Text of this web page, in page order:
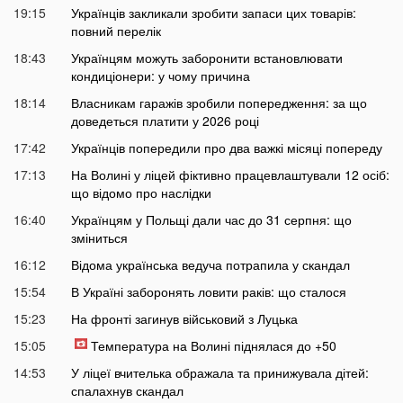
19:15
Українців закликали зробити запаси цих товарів:
повний перелік
18:43
Українцям можуть заборонити встановлювати
кондиціонери: у чому причина
18:14
Власникам гаражів зробили попередження: за що
доведеться платити у 2026 році
17:42
Українців попередили про два важкі місяці попереду
17:13
На Волині у ліцей фіктивно працевлаштували 12 осіб:
що відомо про наслідки
16:40
Українцям у Польщі дали час до 31 серпня: що
зміниться
16:12
Відома українська ведуча потрапила у скандал
15:54
В Україні заборонять ловити раків: що сталося
15:23
На фронті загинув військовий з Луцька
15:05
Температура на Волині піднялася до +50
14:53
У ліцеї вчителька ображала та принижувала дітей:
спалахнув скандал